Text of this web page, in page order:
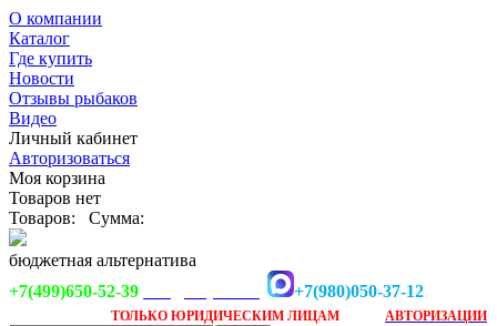
О компании
Каталог
Где купить
Новости
Отзывы рыбаков
Видео
Личный кабинет
Авторизоваться
Моя корзина
Товаров нет
Товаров:
Сумма:
бюджетная альтернатива
+7(499)650-52-39
+7(980)050-37-12
ТОЛЬКО ЮРИДИЧЕСКИМ ЛИЦАМ АВТОРИЗАЦИИ